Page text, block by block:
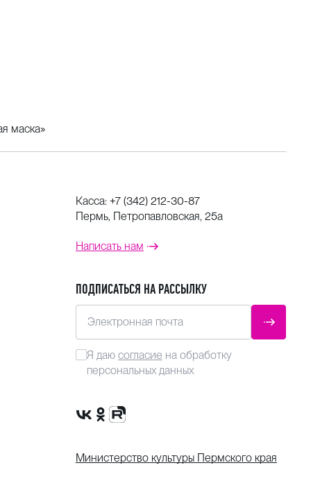
маска»
Касса: +7 (342) 212-30-87
Пермь, Петропавловская, 25а
Написать нам
ПОДПИСАТЬСЯ НА РАССЫЛКУ
Электронная почта
Я даю согласие на обработку
персональных данных
Сообщество VK
Группа в одноклассниках
Канал Rutube
Министерство культуры Пермского края